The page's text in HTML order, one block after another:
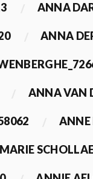
ANNA
ANNA
ANNA VAN
ANNE